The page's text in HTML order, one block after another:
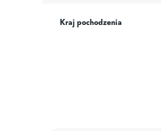
Kraj pochodzenia